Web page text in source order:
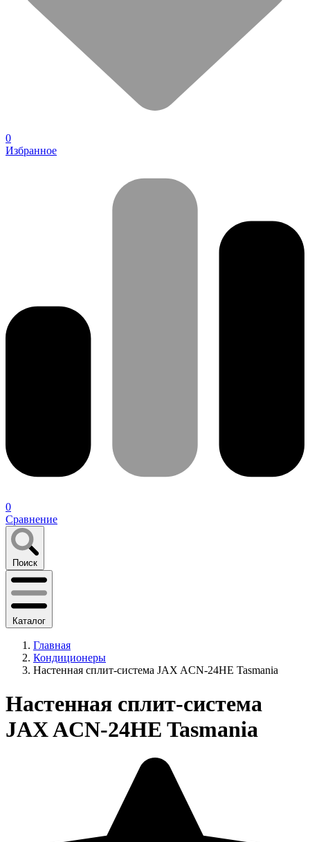
0
Избранное
0
Сравнение
Поиск
Каталог
Главная
Кондиционеры
Настенная сплит-система JAX ACN-24HE Tasmania
Настенная сплит-система
JAX ACN-24HE Tasmania